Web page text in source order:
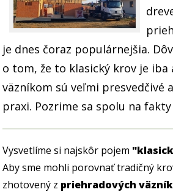
je dnes čoraz populárnejšia.
o tom, že to klasický krov je
väzníkom sú veľmi presvedčivé
praxi. Pozrime sa spolu na fakty
Vysvetlíme si najskôr pojem
Aby sme mohli porovnať tradičný
zhotovený z priehradových